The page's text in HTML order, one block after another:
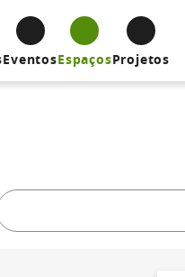
EventosEspaçosProjetos